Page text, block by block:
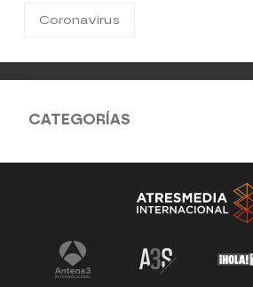
Coronavirus
CATEGORÍAS
Antena 3 Noticias El
Tu cara me suena